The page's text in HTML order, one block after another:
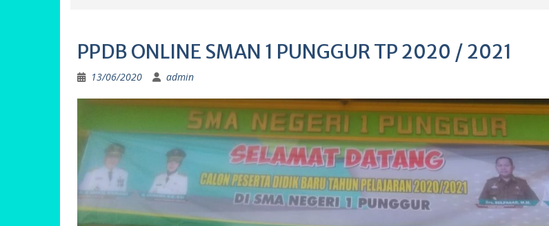
PPDB ONLINE SMAN 1 PUNGGUR TP 2020 / 2021
13/06/2020 admin